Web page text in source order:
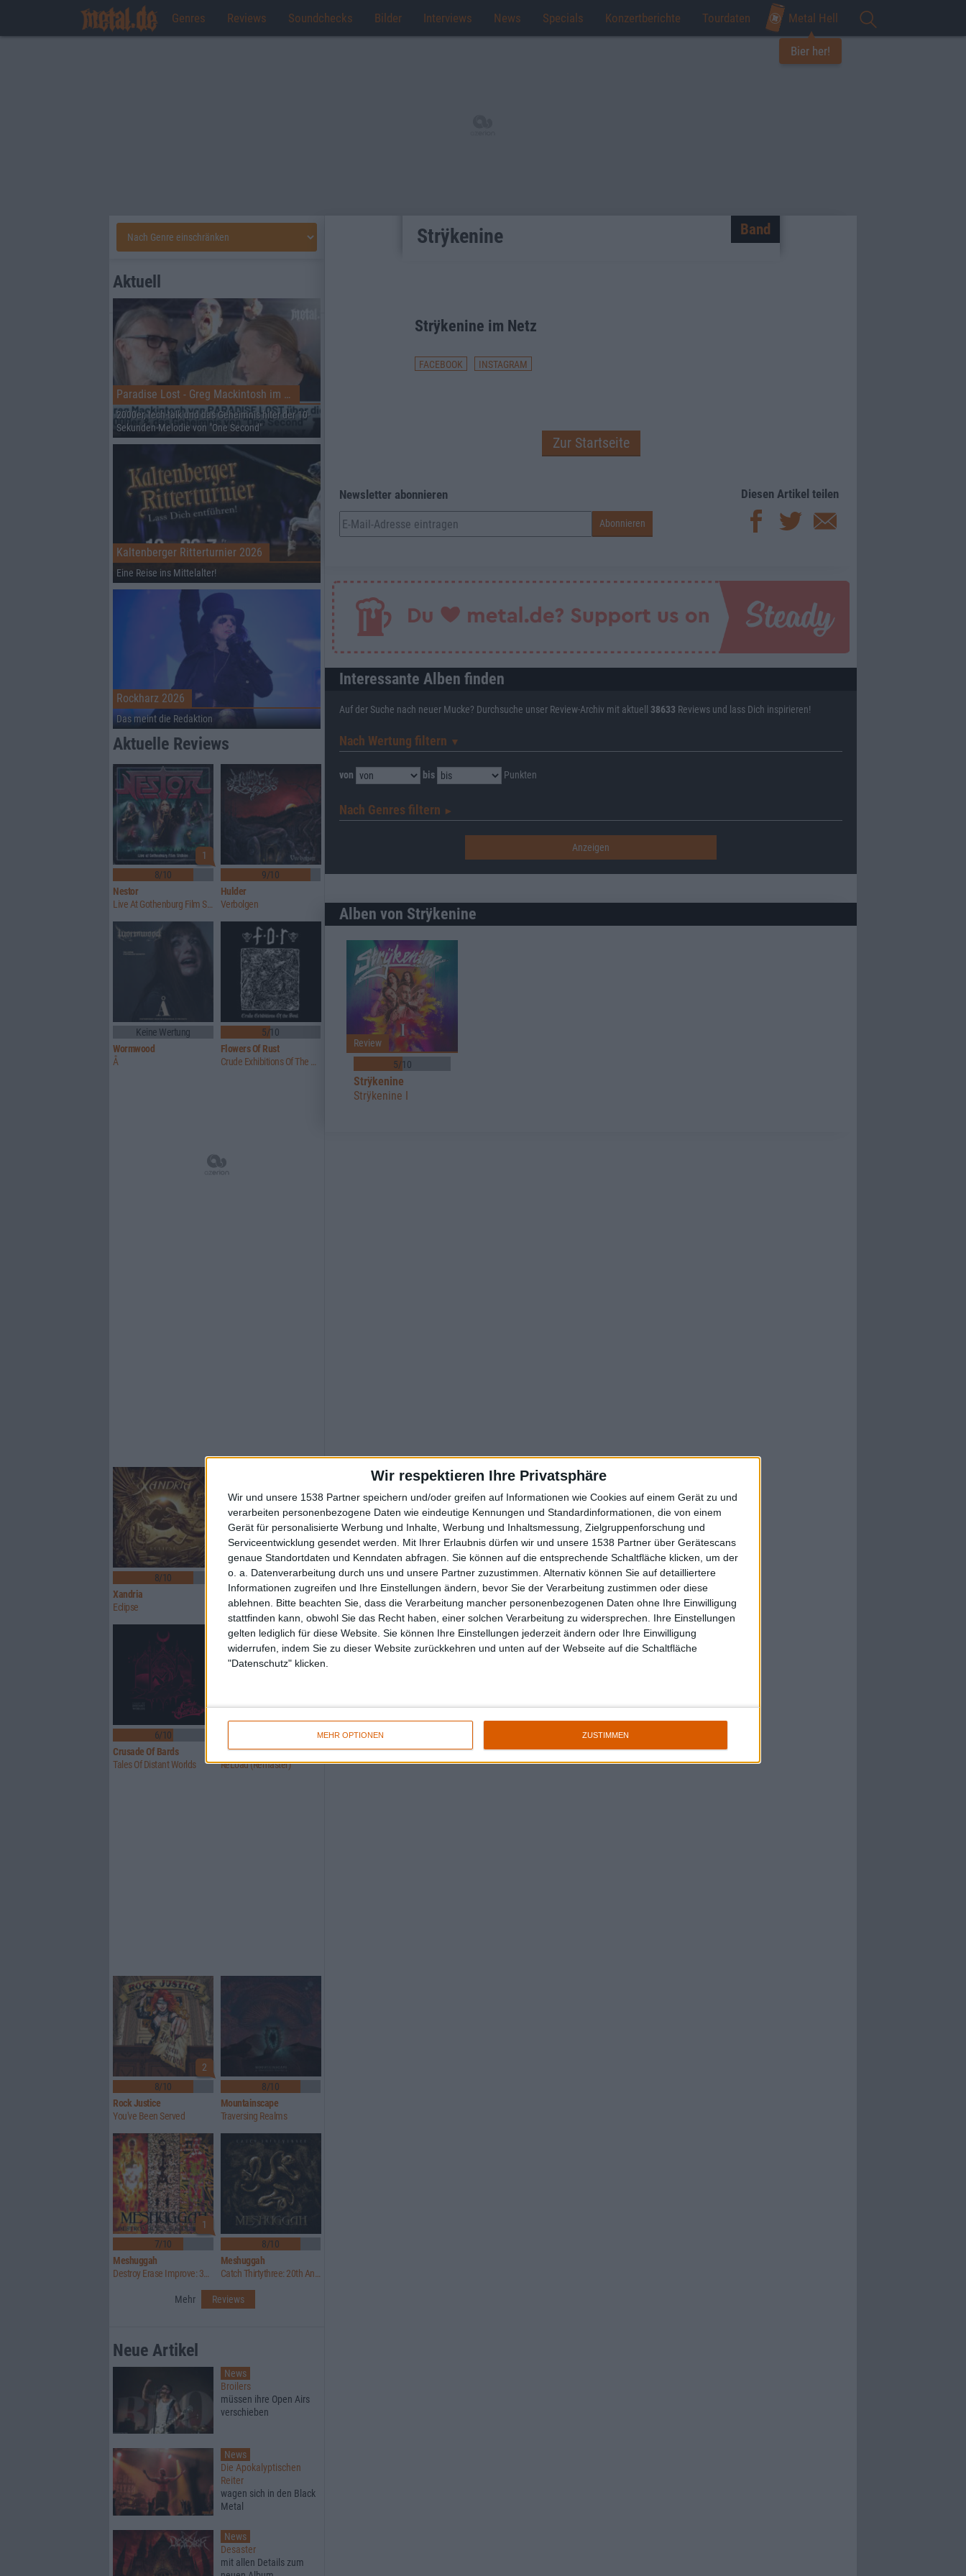
Wir respektieren Ihre Privatsphäre
Wir und unsere 1538 Partner speichern und/oder greifen auf Informationen wie Cookies auf einem Gerät zu und
verarbeiten personenbezogene Daten wie eindeutige Kennungen und Standardinformationen, die von einem
Gerät für personalisierte Werbung und Inhalte, Werbung und Inhaltsmessung, Zielgruppenforschung und
Serviceentwicklung gesendet werden.
Mit Ihrer Erlaubnis dürfen wir und unsere 1538 Partner über Gerätescans
genaue Standortdaten und Kenndaten abfragen. Sie können auf die entsprechende Schaltfläche klicken, um der
o. a. Datenverarbeitung durch uns und unsere Partner zuzustimmen. Alternativ können Sie auf detailliertere
Informationen zugreifen und Ihre Einstellungen ändern, bevor Sie der Verarbeitung zustimmen oder diese
ablehnen.
Bitte beachten Sie, dass die Verarbeitung mancher personenbezogenen Daten ohne Ihre Einwilligung
stattfinden kann, obwohl Sie das Recht haben, einer solchen Verarbeitung zu widersprechen. Ihre Einstellungen
gelten lediglich für diese Website. Sie können Ihre Einstellungen jederzeit ändern oder Ihre Einwilligung
widerrufen, indem Sie zu dieser Website zurückkehren und unten auf der Webseite auf die Schaltfläche
"Datenschutz" klicken.
MEHR OPTIONEN ZUSTIMMEN
Genres Reviews Soundchecks Bilder Interviews News Specials Konzertberichte Tourdaten Metal Hell
Bier her!
Strÿkenine Band
Strÿkenine im Netz
FACEBOOK INSTAGRAM
Zur Startseite
Newsletter abonnieren Diesen Artikel teilen
Interessante Alben finden
Auf der Suche nach neuer Mucke? Durchsuche unser Review-Archiv mit aktuell 38633 Reviews und lass Dich inspirieren!
Nach Wertung filtern ▼︎
von bis Punkten
Nach Genres filtern ►︎
Alben von Strÿkenine
5/10
Review
Strÿkenine
Strÿkenine I
Aktuell
Paradise Lost - Greg Mackintosh im Interview auf dem RHZ
2000er, tech-talk und das Geheimnis hiter der 10-
Sekunden-Melodie von "One Second"
Kaltenberger Ritterturnier 2026
Eine Reise ins Mittelalter!
Rockharz 2026
Das meint die Redaktion
Aktuelle Reviews
1
8/10
Nestor
Live At Gothenburg Film Studios
9/10
Hulder
Verbolgen
Keine Wertung
Wormwood
Å
5/10
Flowers Of Rust
8/10
Xandria
Eclipse
1
8/10
Sinner
Boom Bang Goodbye
6/10
Crusade Of Bards
Tales Of Distant Worlds
Metallica
ReLoad (Remaster)
2
8/10
Rock Justice
You've Been Served
8/10
Mountainscape
Traversing Realms
1
7/10
Meshuggah
Destroy Erase Improve: 30th Anniversary Edition
8/10
Meshuggah
Catch Thirtythree: 20th Anniversary Edition
Mehr Reviews
Neue Artikel
News
Broilers
müssen ihre Open Airs
verschieben
News
Die Apokalyptischen
Reiter
wagen sich in den Black
Metal
News
Desaster
mit allen Details zum